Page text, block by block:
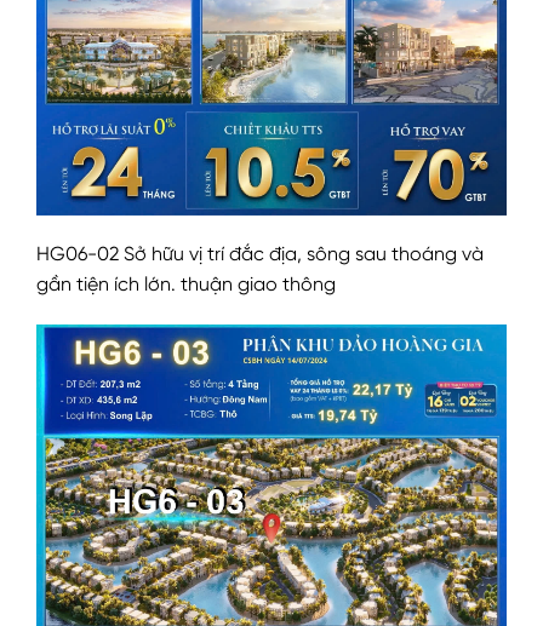
HG06-02 Sở hữu vị trí đắc địa, sông sau thoáng và
gần tiện ích lớn. thuận giao thông